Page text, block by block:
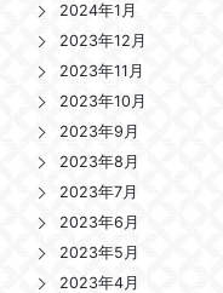
2024年1月
2023年12月
2023年11月
2023年10月
2023年9月
2023年8月
2023年7月
2023年6月
2023年5月
2023年4月